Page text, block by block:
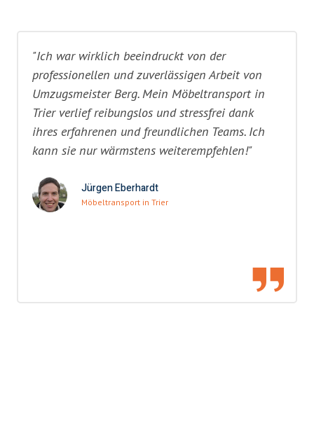
"Ich war wirklich beeindruckt von der
professionellen und zuverlässigen Arbeit von
Umzugsmeister Berg. Mein Möbeltransport in
Trier verlief reibungslos und stressfrei dank
ihres erfahrenen und freundlichen Teams. Ich
kann sie nur wärmstens weiterempfehlen!"
Jürgen Eberhardt
Möbeltransport in Trier